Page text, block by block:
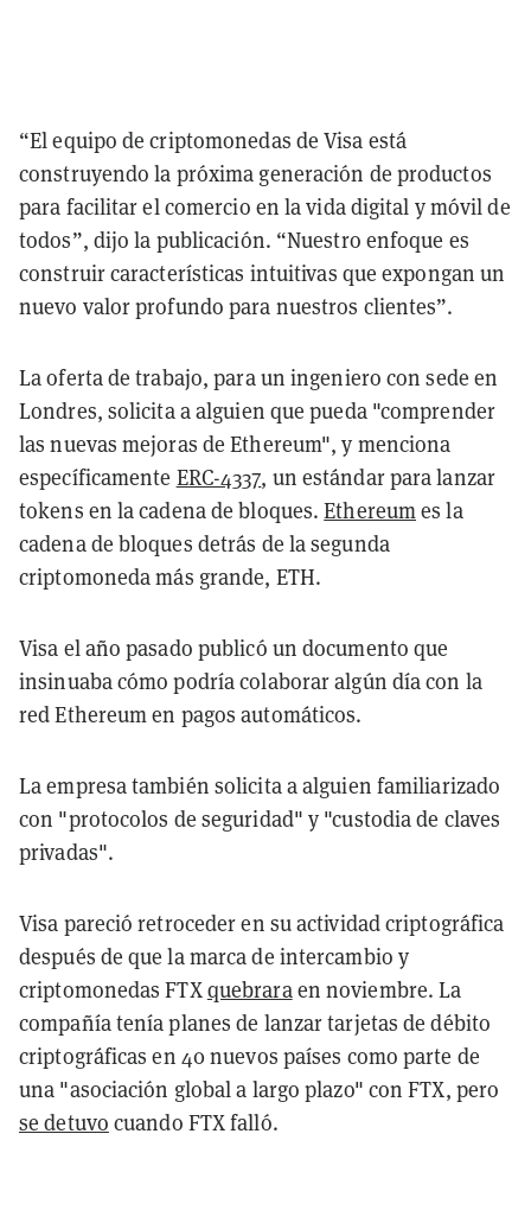
“El equipo de criptomonedas de Visa está
construyendo la próxima generación de productos
para facilitar el comercio en la vida digital y móvil de
todos”, dijo la publicación. “Nuestro enfoque es
construir características intuitivas que expongan un
nuevo valor profundo para nuestros clientes”.
La oferta de trabajo, para un ingeniero con sede en
Londres, solicita a alguien que pueda "comprender
las nuevas mejoras de Ethereum", y menciona
específicamente ERC-4337, un estándar para lanzar
tokens en la cadena de bloques.Ethereumes la
cadena de bloques detrás de la segunda
criptomoneda más grande, ETH.
Visa el año pasado publicó un documento que
insinuaba cómo podría colaborar algún día con la
red Ethereum en pagos automáticos.
La empresa también solicita a alguien familiarizado
con "protocolos de seguridad" y "custodia de claves
privadas".
Visa pareció retroceder en su actividad criptográfica
después de que la marca de intercambio y
criptomonedas FTXquebraraen noviembre. La
compañía tenía planes de lanzar tarjetas de débito
criptográficas en 40 nuevos países como parte de
una "asociación global a largo plazo" con FTX, pero
se detuvo cuando FTX falló.